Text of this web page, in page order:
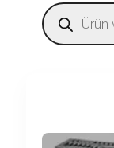
Products
search